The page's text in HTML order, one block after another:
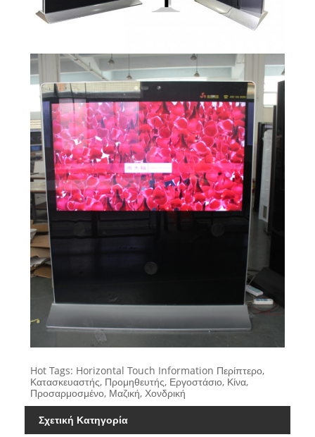
Hot Tags: Horizontal Touch Information Περίπτερο,
Κατασκευαστής, Προμηθευτής, Εργοστάσιο, Κίνα,
Προσαρμοσμένο, Μαζική, Χονδρική
Σχετική Κατηγορία